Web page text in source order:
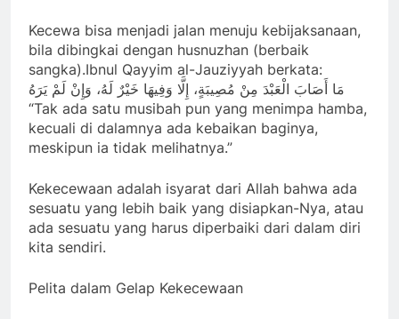
Kecewa bisa menjadi jalan menuju kebijaksanaan,
bila dibingkai dengan husnuzhan (berbaik
sangka).Ibnul Qayyim al-Jauziyyah berkata:
مَا أَصَابَ الْعَبْدَ مِنْ مُصِيبَةٍ، إِلَّا وَفِيهَا خَيْرٌ لَهُ، وَإِنْ لَمْ يَرَهُ
“Tak ada satu musibah pun yang menimpa hamba,
kecuali di dalamnya ada kebaikan baginya,
meskipun ia tidak melihatnya.”
Kekecewaan adalah isyarat dari Allah bahwa ada
sesuatu yang lebih baik yang disiapkan-Nya, atau
ada sesuatu yang harus diperbaiki dari dalam diri
kita sendiri.
Pelita dalam Gelap Kekecewaan